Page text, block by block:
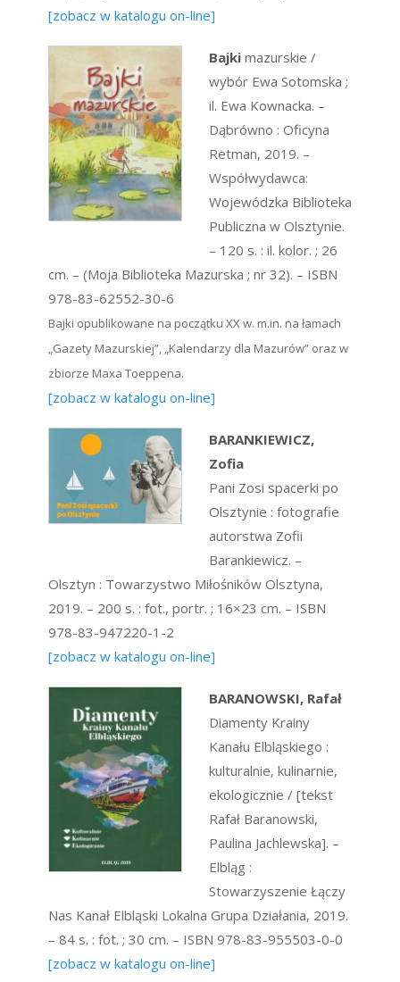
[zobacz w katalogu on-line]
Bajki mazurskie /
wybór Ewa Sotomska ;
il. Ewa Kownacka. –
Dąbrówno : Oficyna
Retman, 2019. –
Współwydawca:
Wojewódzka Biblioteka
Publiczna w Olsztynie.
– 120 s. : il. kolor. ; 26
cm. – (Moja Biblioteka Mazurska ; nr 32). – ISBN
978-83-62552-30-6
Bajki opublikowane na początku XX w. m.in. na łamach
„Gazety Mazurskiej”, „Kalendarzy dla Mazurów” oraz w
zbiorze Maxa Toeppena.
[zobacz w katalogu on-line]
BARANKIEWICZ,
Zofia
Pani Zosi spacerki po
Olsztynie : fotografie
autorstwa Zofii
Barankiewicz. –
Olsztyn : Towarzystwo Miłośników Olsztyna,
2019. – 200 s. : fot., portr. ; 16×23 cm. – ISBN
978-83-947220-1-2
[zobacz w katalogu on-line]
BARANOWSKI, Rafał
Diamenty Krainy
Kanału Elbląskiego :
kulturalnie, kulinarnie,
ekologicznie / [tekst
Rafał Baranowski,
Paulina Jachlewska]. –
Elbląg :
Stowarzyszenie Łączy
Nas Kanał Elbląski Lokalna Grupa Działania, 2019.
– 84 s. : fot. ; 30 cm. – ISBN 978-83-955503-0-0
[zobacz w katalogu on-line]